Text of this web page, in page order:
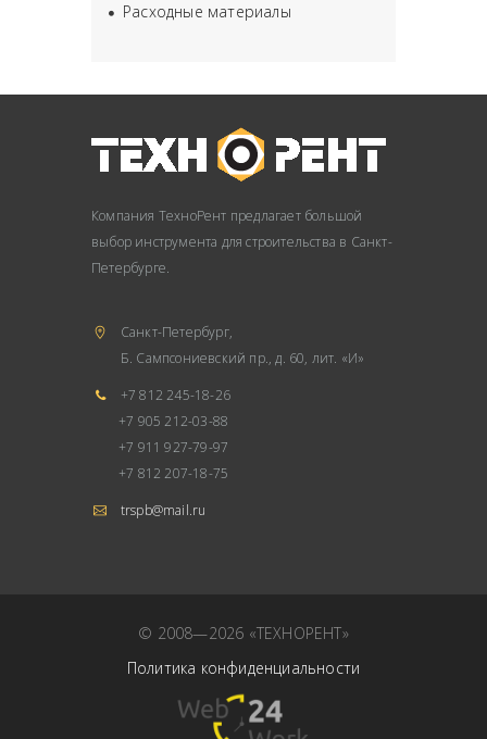
Расходные материалы
Компания ТехноРент предлагает большой
выбор инструмента для строительства в Санкт-
Петербурге.
Санкт-Петербург,
Б. Сампсониевский пр., д. 60, лит. «И»
+7 812 245-18-26
+7 905 212-03-88
+7 911 927-79-97
+7 812 207-18-75
trspb@mail.ru
© 2008—2026 «ТЕХНОРЕНТ»
Политика конфиденциальности